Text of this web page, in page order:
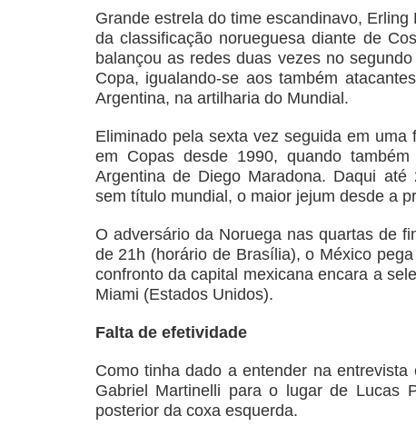
Grande estrela do time escandinavo,
da classificação norueguesa diante de
balançou as redes duas vezes no
Copa, igualando-se aos também
Argentina, na artilharia do Mundial.
Eliminado pela sexta vez seguida em
em Copas desde 1990, quando
Argentina de Diego Maradona. Daqui
sem título mundial, o maior jejum desde a
O adversário da Noruega nas quartas de
de 21h (horário de Brasília), o México
confronto da capital mexicana encara a
Miami (Estados Unidos).
Falta de efetividade
Como tinha dado a entender na
Gabriel Martinelli para o lugar de Lucas
posterior da coxa esquerda.